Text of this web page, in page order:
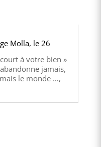
Molla, le 26
à votre bien »
jamais,
le monde …,